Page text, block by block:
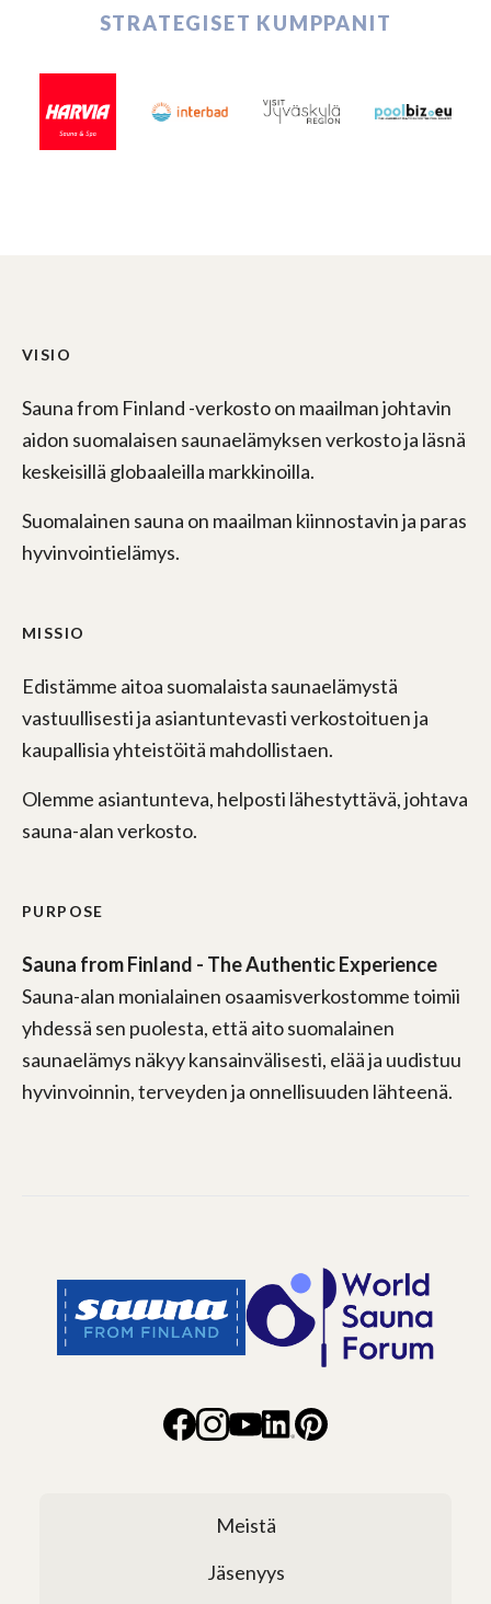
STRATEGISET KUMPPANIT
VISIO
Sauna from Finland -verkosto on maailman johtavin
aidon suomalaisen saunaelämyksen verkosto ja läsnä
keskeisillä globaaleilla markkinoilla.
Suomalainen sauna on maailman kiinnostavin ja paras
hyvinvointielämys.
MISSIO
Edistämme aitoa suomalaista saunaelämystä
vastuullisesti ja asiantuntevasti verkostoituen ja
kaupallisia yhteistöitä mahdollistaen.
Olemme asiantunteva, helposti lähestyttävä, johtava
sauna-alan verkosto.
PURPOSE
Sauna from Finland - The Authentic Experience
Sauna-alan monialainen osaamisverkostomme toimii
yhdessä sen puolesta, että aito suomalainen
saunaelämys näkyy kansainvälisesti, elää ja uudistuu
hyvinvoinnin, terveyden ja onnellisuuden lähteenä.
Meistä
Jäsenyys